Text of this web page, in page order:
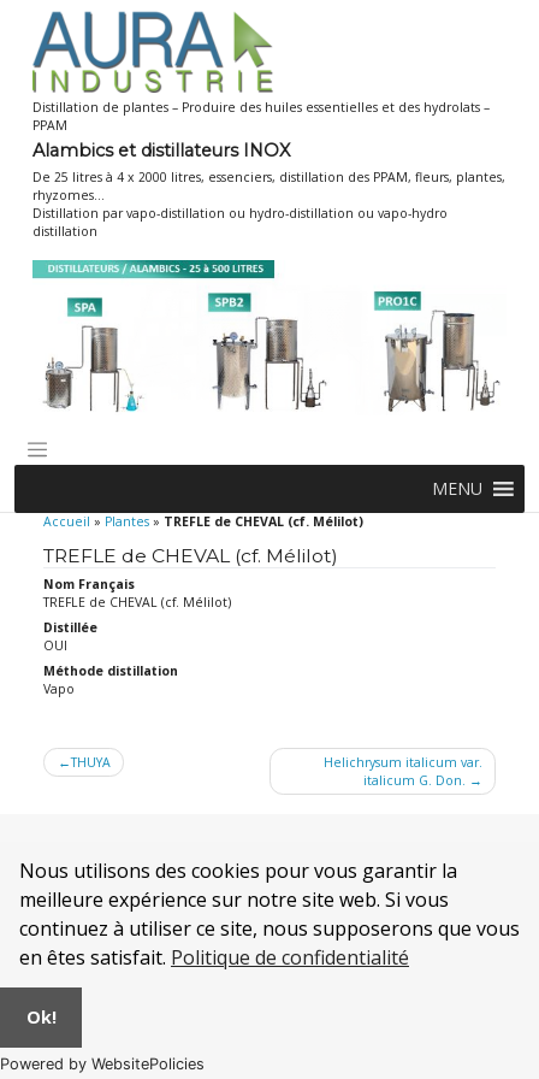
Nous utilisons des cookies pour vous garantir la
meilleure expérience sur notre site web. Si vous
continuez à utiliser ce site, nous supposerons que vous
en êtes satisfait. Politique de confidentialité
Ok!
Powered by WebsitePolicies
content
Distillation de plantes – Produire des huiles essentielles et des hydrolats –
PPAM
Alambics et distillateurs INOX
De 25 litres à 4 x 2000 litres, essenciers, distillation des PPAM, fleurs, plantes,
rhyzomes…
Distillation par vapo-distillation ou hydro-distillation ou vapo-hydro
distillation
MENU
Accueil » Plantes » TREFLE de CHEVAL (cf. Mélilot)
TREFLE de CHEVAL (cf. Mélilot)
Nom Français
TREFLE de CHEVAL (cf. Mélilot)
Distillée
OUI
Méthode distillation
Vapo
Navigation
THUYA
Helichrysum italicum var.
italicum G. Don.
CONDITIONS GENERALES DE VENTE de la SOCIÉTÉ AURA